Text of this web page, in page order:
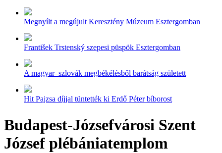
Megnyílt a megújult Keresztény Múzeum Esztergomban
František Trstenský szepesi püspök Esztergomban
A magyar–szlovák megbékélésből barátság született
Hit Pajzsa díjjal tüntették ki Erdő Péter bíborost
Budapest-Józsefvárosi Szent
József plébániatemplom